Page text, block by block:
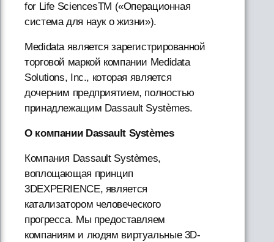
for Life SciencesTM («Операционная
система для наук о жизни»).
Medidata является зарегистрированной
торговой маркой компании Medidata
Solutions, Inc., которая является
дочерним предприятием, полностью
принадлежащим Dassault Systèmes.
О компании Dassault Systèmes
Компания Dassault Systèmes,
воплощающая принцип
3DEXPERIENCE, является
катализатором человеческого
прогресса. Мы предоставляем
компаниям и людям виртуальные 3D-